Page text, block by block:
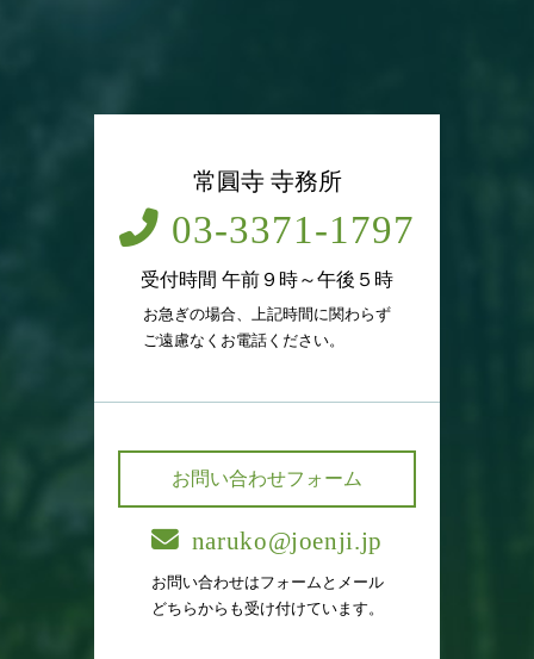
常圓寺 寺務所
03-3371-1797
受付時間 午前９時～午後５時
お急ぎの場合、上記時間に関わらず
ご遠慮なくお電話ください。
お問い合わせフォーム
naruko@joenji.jp
お問い合わせはフォームとメール
どちらからも受け付けています。